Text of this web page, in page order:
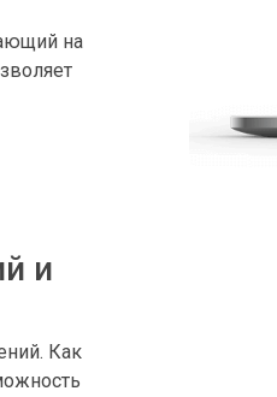
на
и
Как